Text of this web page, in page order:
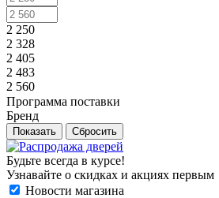
2 250
2 328
2 405
2 483
2 560
Программа поставки
Бренд
Сбросить
Будьте всегда в курсе!
Узнавайте о скидках и акциях первым
Новости магазина